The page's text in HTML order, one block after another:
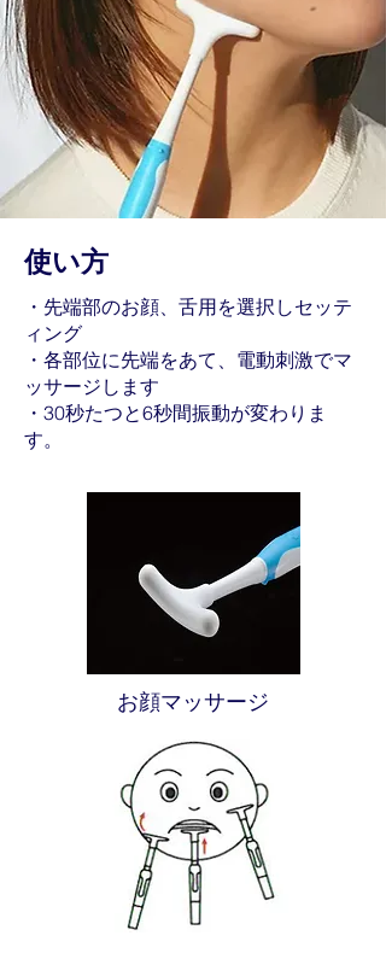
使い方
・先端部のお顔、舌用を選択しセッテ
ィング
・各部位に先端をあて、電動刺激でマ
ッサージします
・30秒たつと6秒間振動が変わりま
す。
お顔マッサージ